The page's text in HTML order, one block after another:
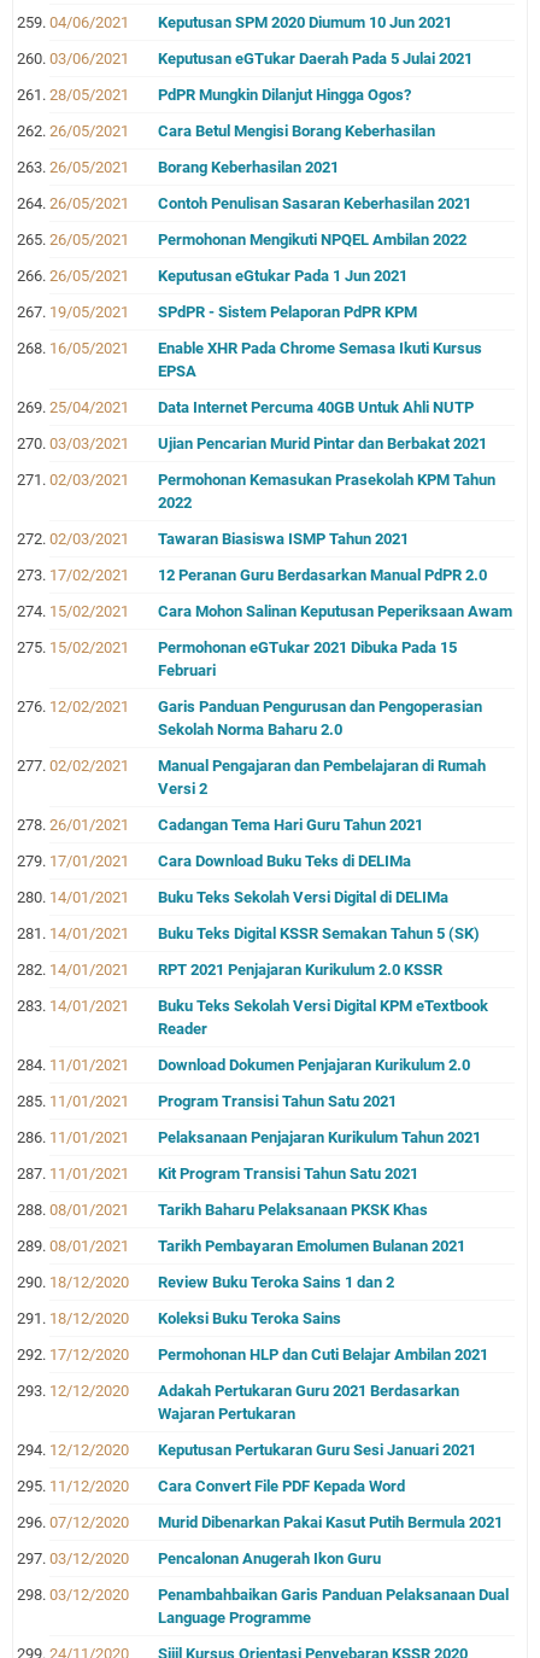
04/06/2021
Keputusan SPM 2020 Diumum 10 Jun 2021
03/06/2021
Keputusan eGTukar Daerah Pada 5 Julai 2021
28/05/2021
PdPR Mungkin Dilanjut Hingga Ogos?
26/05/2021
Cara Betul Mengisi Borang Keberhasilan
26/05/2021
Borang Keberhasilan 2021
26/05/2021
Contoh Penulisan Sasaran Keberhasilan 2021
26/05/2021
Permohonan Mengikuti NPQEL Ambilan 2022
26/05/2021
Keputusan eGtukar Pada 1 Jun 2021
19/05/2021
SPdPR - Sistem Pelaporan PdPR KPM
16/05/2021
Enable XHR Pada Chrome Semasa Ikuti Kursus
EPSA
25/04/2021
Data Internet Percuma 40GB Untuk Ahli NUTP
03/03/2021
Ujian Pencarian Murid Pintar dan Berbakat 2021
02/03/2021
Permohonan Kemasukan Prasekolah KPM Tahun
2022
02/03/2021
Tawaran Biasiswa ISMP Tahun 2021
17/02/2021
12 Peranan Guru Berdasarkan Manual PdPR 2.0
15/02/2021
Cara Mohon Salinan Keputusan Peperiksaan Awam
15/02/2021
Permohonan eGTukar 2021 Dibuka Pada 15
Februari
12/02/2021
Garis Panduan Pengurusan dan Pengoperasian
Sekolah Norma Baharu 2.0
02/02/2021
Manual Pengajaran dan Pembelajaran di Rumah
Versi 2
26/01/2021
Cadangan Tema Hari Guru Tahun 2021
17/01/2021
Cara Download Buku Teks di DELIMa
14/01/2021
Buku Teks Sekolah Versi Digital di DELIMa
14/01/2021
Buku Teks Digital KSSR Semakan Tahun 5 (SK)
14/01/2021
RPT 2021 Penjajaran Kurikulum 2.0 KSSR
14/01/2021
Buku Teks Sekolah Versi Digital KPM eTextbook
Reader
11/01/2021
Download Dokumen Penjajaran Kurikulum 2.0
11/01/2021
Program Transisi Tahun Satu 2021
11/01/2021
Pelaksanaan Penjajaran Kurikulum Tahun 2021
11/01/2021
Kit Program Transisi Tahun Satu 2021
08/01/2021
Tarikh Baharu Pelaksanaan PKSK Khas
08/01/2021
Tarikh Pembayaran Emolumen Bulanan 2021
18/12/2020
Review Buku Teroka Sains 1 dan 2
18/12/2020
Koleksi Buku Teroka Sains
17/12/2020
Permohonan HLP dan Cuti Belajar Ambilan 2021
12/12/2020
Adakah Pertukaran Guru 2021 Berdasarkan
Wajaran Pertukaran
12/12/2020
Keputusan Pertukaran Guru Sesi Januari 2021
11/12/2020
Cara Convert File PDF Kepada Word
07/12/2020
Murid Dibenarkan Pakai Kasut Putih Bermula 2021
03/12/2020
Pencalonan Anugerah Ikon Guru
03/12/2020
Penambahbaikan Garis Panduan Pelaksanaan Dual
Language Programme
24/11/2020
Sijil Kursus Orientasi Penyebaran KSSR 2020